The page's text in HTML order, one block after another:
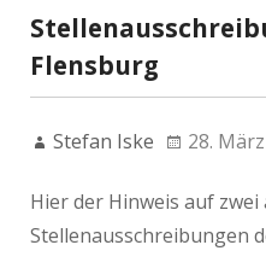
Flensburg
Stefan Iske 28.
Hier der Hinweis auf zwei
Stellenausschreibungen